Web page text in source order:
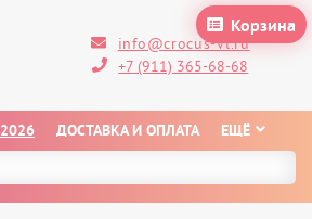
Корзина
info@crocus-vl.ru
+7 (911) 365-68-68
ДОСТАВКА И ОПЛАТА ЕЩЁ